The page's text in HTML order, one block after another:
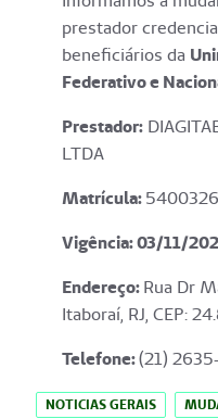
prestador
beneficiários da
Federativo e
Prestador:
LTDA
Matrícula:
Vigência: 03/11/
Endereço:Rua Dr
Itaboraí, RJ, CEP:
Telefone:(21)
NOTICIAS GERAIS